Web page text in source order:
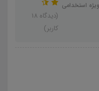
استخدامی
(دیدگاه 18
کاربر)